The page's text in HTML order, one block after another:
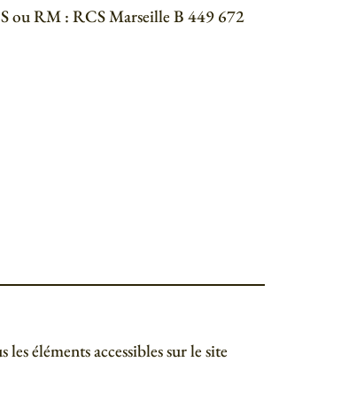
ou RM : RCS Marseille B 449 672
éléments accessibles sur le site